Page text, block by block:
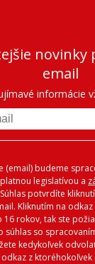
novinky
email
informácie
(email) budeme
legislatívou a
potvrdíte
Kliknutím na
16 rokov, tak ste
súhlas so
kedykoľvek
z